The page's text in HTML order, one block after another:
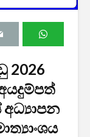
2026
අධ්‍යාපන
කෝටා
නිකුත්